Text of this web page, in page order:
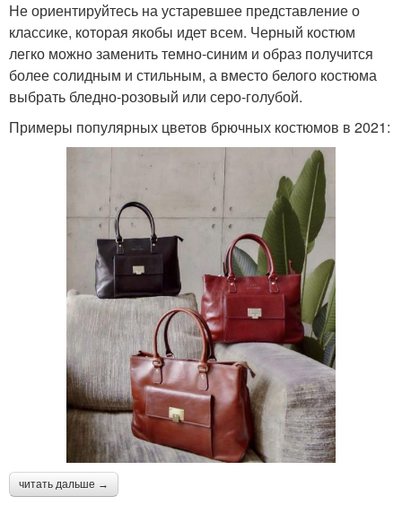
Не ориентируйтесь на устаревшее представление о
классике, которая якобы идет всем. Черный костюм
легко можно заменить темно-синим и образ получится
более солидным и стильным, а вместо белого костюма
выбрать бледно-розовый или серо-голубой.
Примеры популярных цветов брючных костюмов в 2021:
читать дальше →